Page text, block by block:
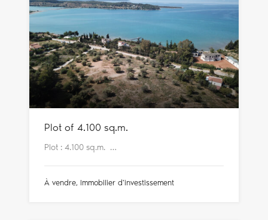
Plot of 4.100 sq.m.
Plot : 4.100 sq.m. …
À vendre, Immobilier d'investissement